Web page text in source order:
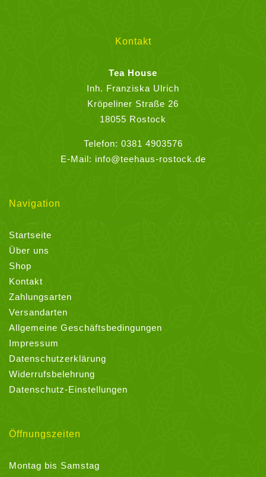
Produktseite
werden
Kontakt
Tea House
Inh. Franziska Ulrich
Kröpeliner Straße 26
18055 Rostock
Telefon: 0381 4903576
E-Mail: info@teehaus-rostock.de
Navigation
Startseite
Über uns
Shop
Kontakt
Zahlungsarten
Versandarten
Allgemeine Geschäftsbedingungen
Impressum
Datenschutzerklärung
Widerrufsbelehrung
Datenschutz-Einstellungen
Öffnungszeiten
Montag bis Samstag